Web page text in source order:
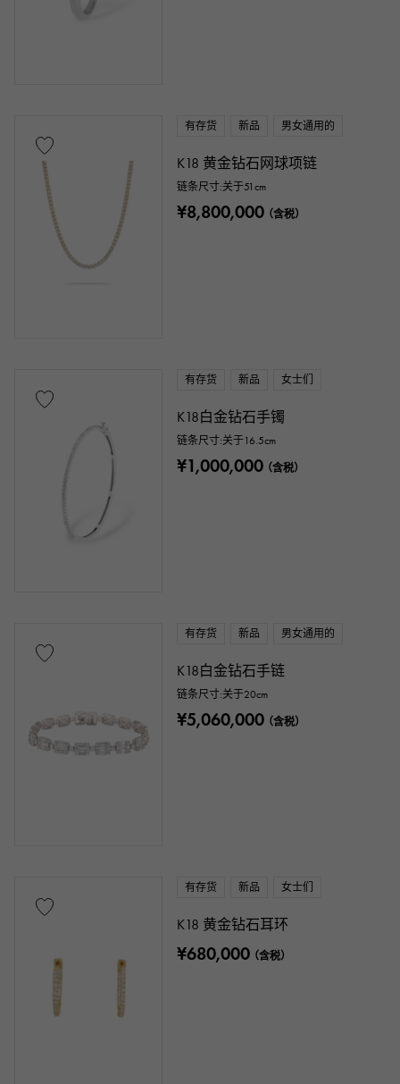
有存货 新品 男女通用的
K18 黄金钻石网球项链
链条尺寸:关于51cm
¥8,800,000（含税）
有存货 新品 女士们
K18白金钻石手镯
链条尺寸:关于16.5cm
¥1,000,000（含税）
有存货 新品 男女通用的
K18白金钻石手链
链条尺寸:关于20cm
¥5,060,000（含税）
有存货 新品 女士们
K18 黄金钻石耳环
¥680,000（含税）